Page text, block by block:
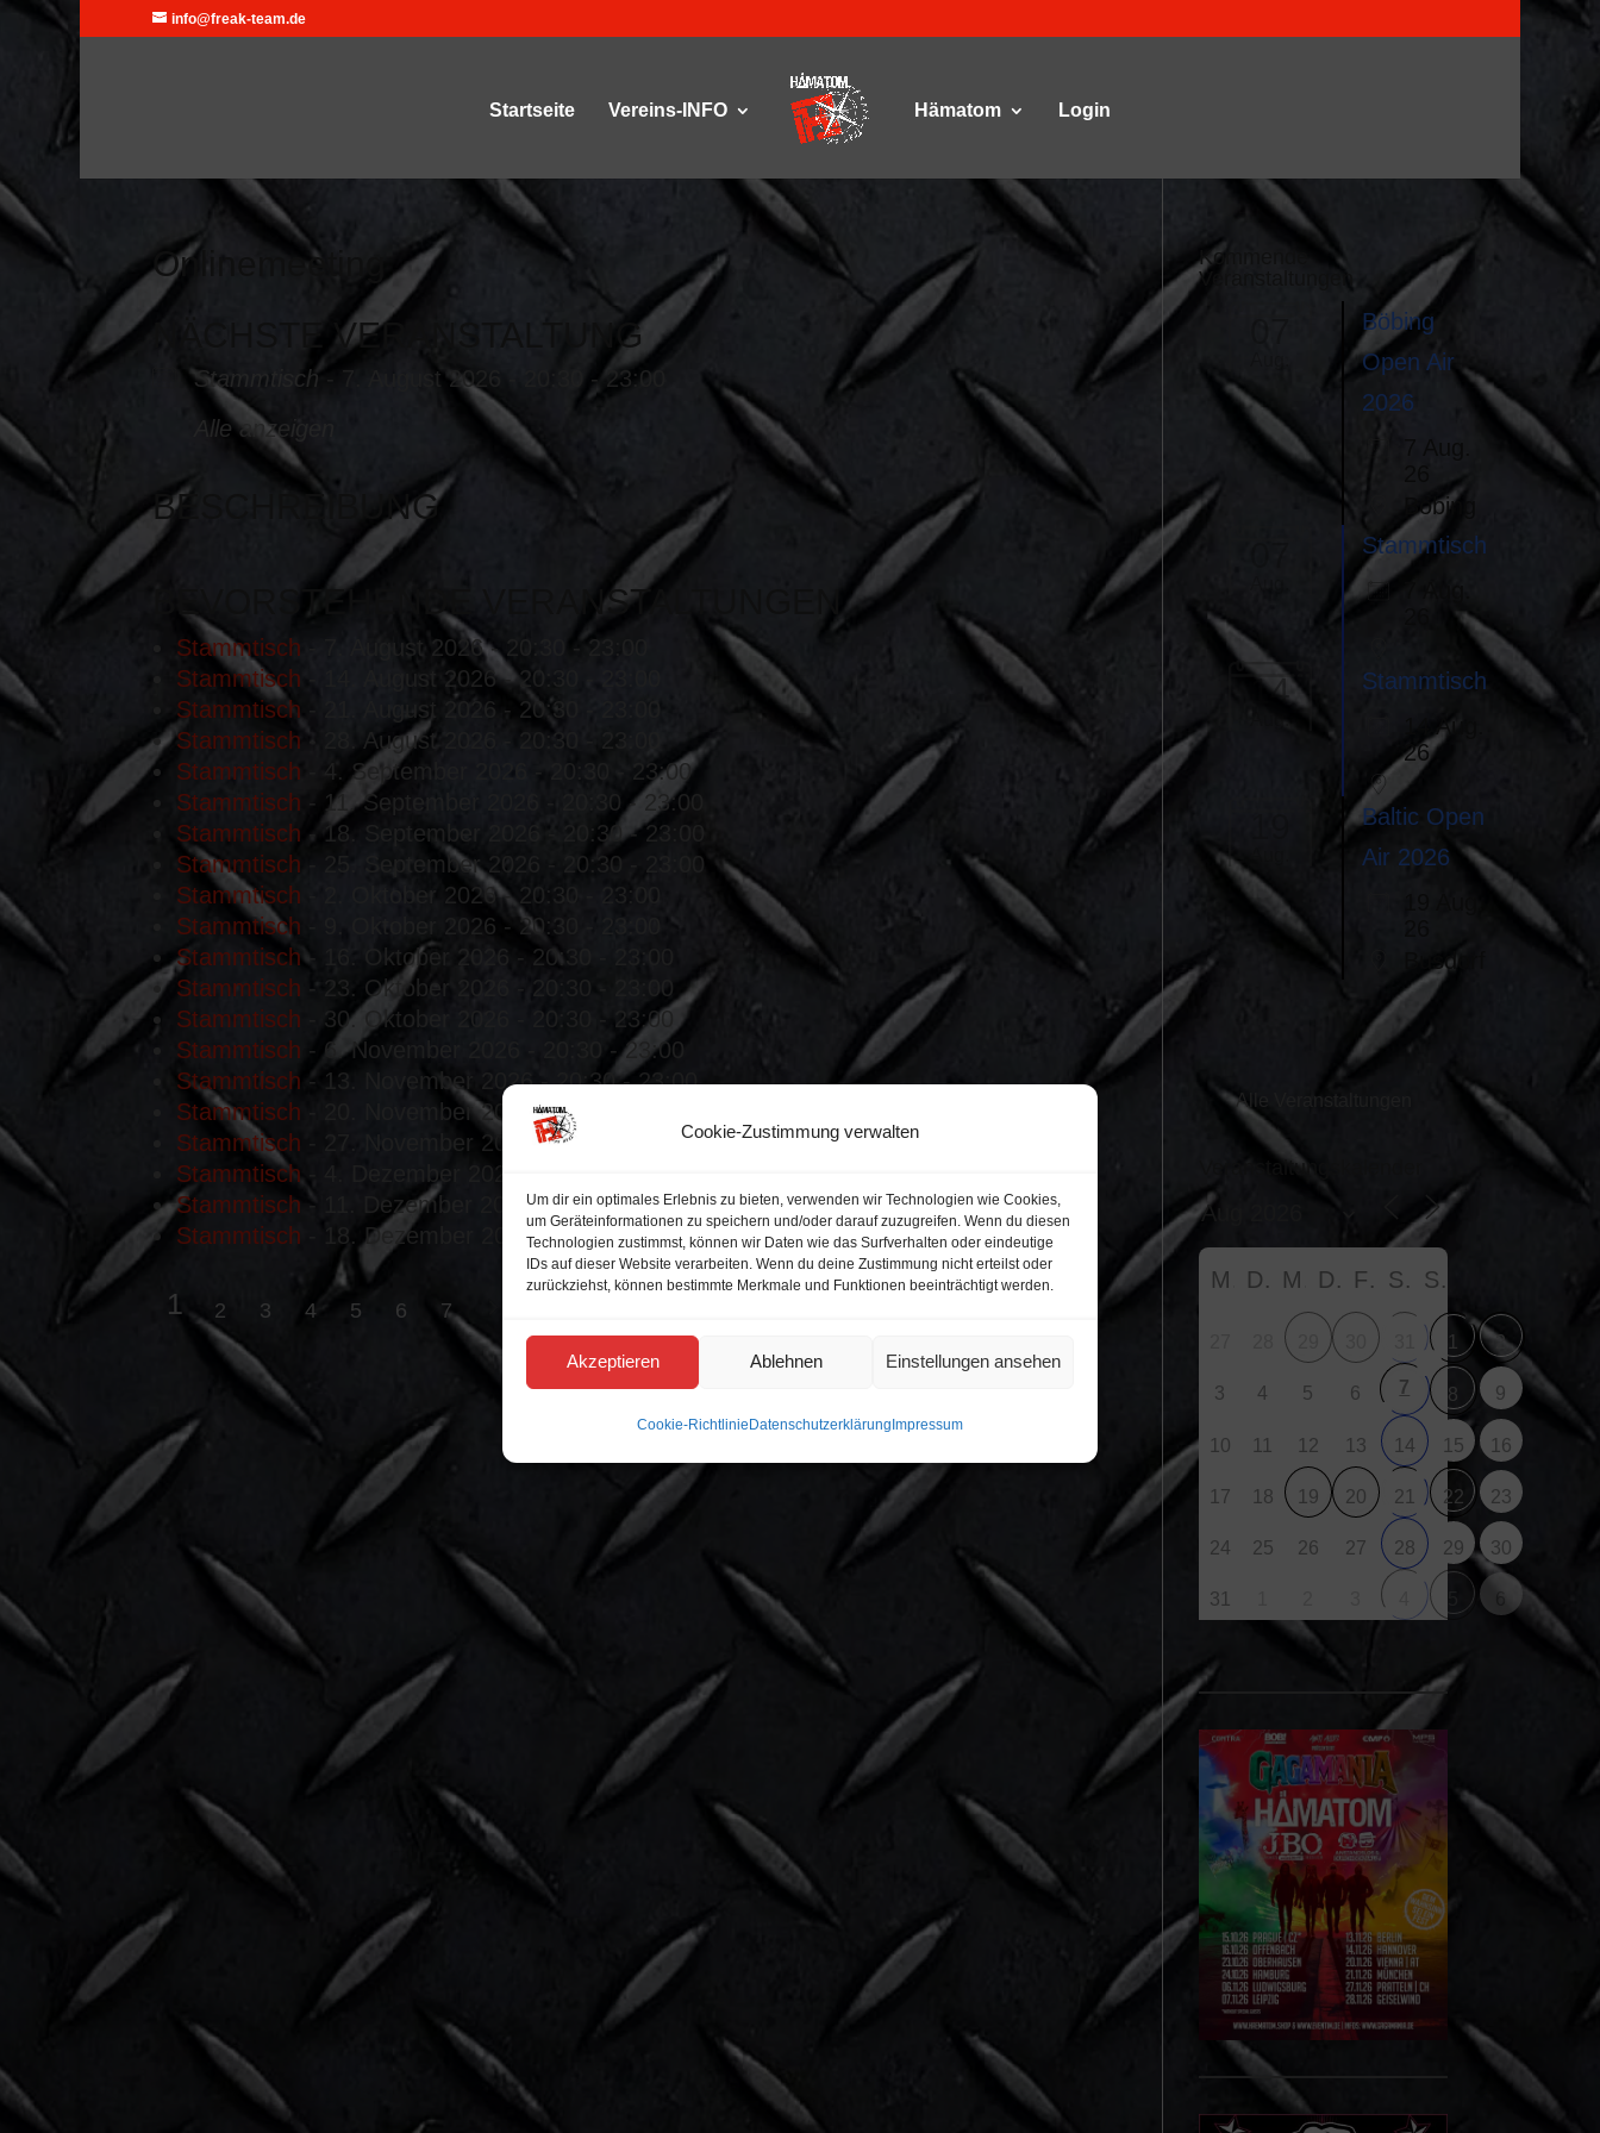
Cookie-Zustimmung verwalten
Um dir ein optimales Erlebnis zu bieten, verwenden wir Technologien wie Cookies,
um Geräteinformationen zu speichern und/oder darauf zuzugreifen. Wenn du diesen
Technologien zustimmst, können wir Daten wie das Surfverhalten oder eindeutige
IDs auf dieser Website verarbeiten. Wenn du deine Zustimmung nicht erteilst oder
zurückziehst, können bestimmte Merkmale und Funktionen beeinträchtigt werden.
Akzeptieren Ablehnen Einstellungen ansehen
Cookie-RichtlinieDatenschutzerklärungImpressum
info@freak-team.de
Startseite Vereins-INFO Hämatom Login
Onlinemeeting
NÄCHSTE VERANSTALTUNG
Stammtisch - 7. August 2026 - 20:30 - 23:00
Alle anzeigen
BESCHREIBUNG
BEVORSTEHENDE VERANSTALTUNGEN
Stammtisch - 7. August 2026 - 20:30 - 23:00
Stammtisch - 14. August 2026 - 20:30 - 23:00
Stammtisch - 21. August 2026 - 20:30 - 23:00
Stammtisch - 28. August 2026 - 20:30 - 23:00
Stammtisch - 4. September 2026 - 20:30 - 23:00
Stammtisch - 11. September 2026 - 20:30 - 23:00
Stammtisch - 18. September 2026 - 20:30 - 23:00
Stammtisch - 25. September 2026 - 20:30 - 23:00
Stammtisch - 2. Oktober 2026 - 20:30 - 23:00
Stammtisch - 9. Oktober 2026 - 20:30 - 23:00
Stammtisch- 16. Oktober 2026 - 20:30 - 23:00
Stammtisch - 23. Oktober 2026 - 20:30 - 23:00
Stammtisch - 30. Oktober 2026 - 20:30 - 23:00
Stammtisch - 6. November 2026 - 20:30 - 23:00
Stammtisch - 13. November 2026 - 20:30 - 23:00
Stammtisch - 20. November 2026 - 20:30 - 23:00
Stammtisch - 27. November 2026 - 20:30 - 23:00
Stammtisch - 4. Dezember 2026 - 20:30 - 23:00
Stammtisch - 11. Dezember 2026 - 20:30 - 23:00
Stammtisch - 18. Dezember 2026 - 20:30 - 23:00
1 2 3 4 5 6 7
Kommende
Veranstaltungen
Böbing
Open Air
2026
Böbing
Stammtisch
14
Aug.
Stammtisch
14 Aug.
26
Baltic Open
Air 2026
Busdorf
Alle Veranstaltungen
Veranstaltungskalender
M D M D F S S
1 2
3 4 5 6 7 8 9
10 11 12 13 14 15 16
17 18 19 20 21 22 23
24 25 26 27 28 29 30
31 6